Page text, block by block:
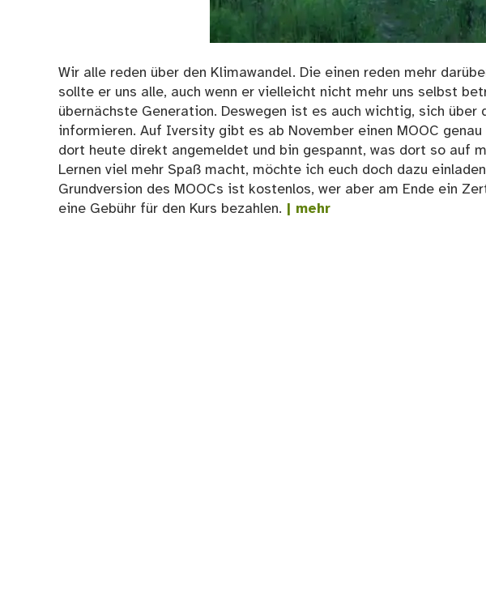
Wir alle reden über den Klimawandel. Die einen reden mehr
sollte er uns alle, auch wenn er vielleicht nicht mehr uns selbst
übernächste Generation. Deswegen ist es auch wichtig, sich über
informieren. Auf Iversity gibt es ab November einen MOOC
dort heute direkt angemeldet und bin gespannt, was dort so auf
Lernen viel mehr Spaß macht, möchte ich euch doch dazu
Grundversion des MOOCs ist kostenlos, wer aber am Ende ein
eine Gebühr für den Kurs bezahlen. | mehr